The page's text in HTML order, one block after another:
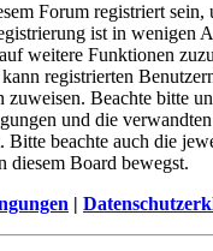
Forum registriert sein,
ist in wenigen
weitere Funktionen
registrierten
zuweisen. Beachte bitte
und die
Bitte beachte auch die
diesem Board bewegst.
|